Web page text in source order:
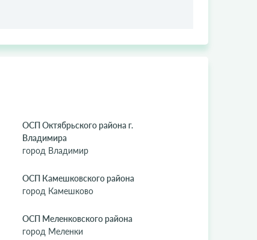
ОСП Октябрьского района г.
Владимира
город Владимир
ОСП Камешковского района
город Камешково
ОСП Меленковского района
город Меленки